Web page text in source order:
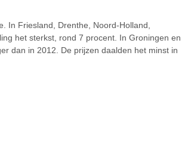
In Friesland, Drenthe, Noord-Holland,
het sterkst, rond 7 procent. In Groningen en
dan in 2012. De prijzen daalden het minst in